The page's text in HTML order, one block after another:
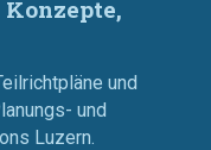
und
und
Luzern.